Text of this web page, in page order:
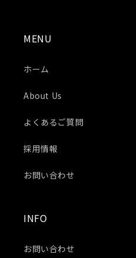
MENU
ホーム
About Us
よくあるご質問
採用情報
お問い合わせ
INFO
お問い合わせ